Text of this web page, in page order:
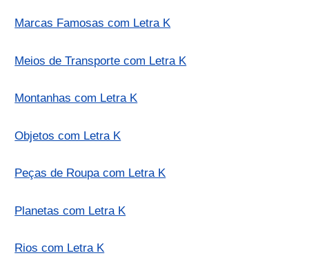
Marcas Famosas com Letra K
Meios de Transporte com Letra K
Montanhas com Letra K
Objetos com Letra K
Peças de Roupa com Letra K
Planetas com Letra K
Rios com Letra K